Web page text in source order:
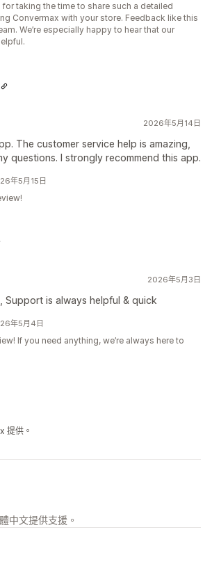
taking the time to share such a detailed
Convermax with your store. Feedback like this
We’re especially happy to hear that our
2026年5月14日
The customer service help is amazing,
questions. I strongly recommend this app.
年5月15日
2026年5月3日
Support is always helpful & quick
年5月4日
If you need anything, we’re always here to
提供。
中文提供支援。